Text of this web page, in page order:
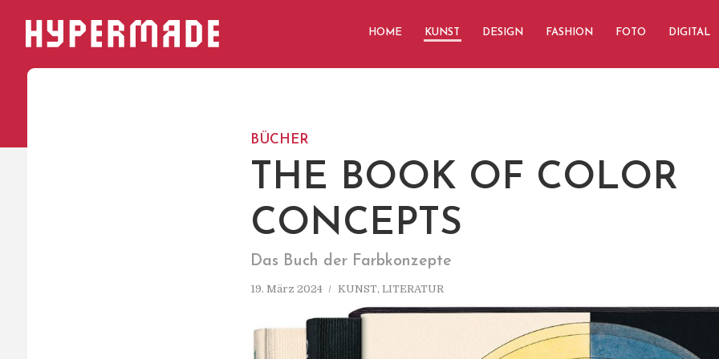
HYPERMADE HOME KUNST DESIGN FASHION FOTO DIGITAL
BÜCHER
THE BOOK OF COLOR
CONCEPTS
Das Buch der Farbkonzepte
19. März 2024 KUNST, LITERATUR